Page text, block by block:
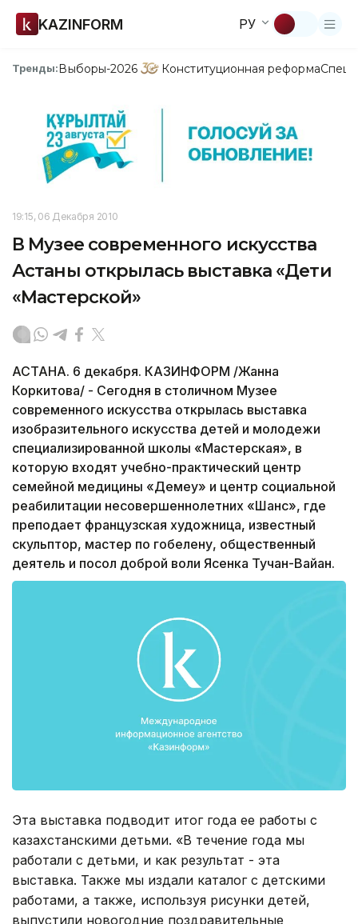
KAZINFORM РУ
Тренды:Выборы-2026 Конституционная реформа
19:15, 06 Декабря 2010
В Музее современного искусства
Астаны открылась выставка «Дети
«Мастерской»
АСТАНА. 6 декабря. КАЗИНФОРМ /Жанна
Коркитова/ - Сегодня в столичном Музее
современного искусства открылась выставка
изобразительного искусства детей и молодежи
специализированной школы «Мастерская», в
которую входят учебно-практический центр
семейной медицины «Демеу» и центр социальной
реабилитации несовершеннолетних «Шанс», где
преподает французская художница, известный
скульптор, мастер по гобелену, общественный
деятель и посол доброй воли Ясенка Тучан-Вайан.
Эта выставка подводит итог года ее работы с
казахстанскими детьми. «В течение года мы
работали с детьми, и как результат - эта
выставка. Также мы издали каталог с детскими
работами, а также, используя рисунки детей,
выпустили новогодние поздравительные